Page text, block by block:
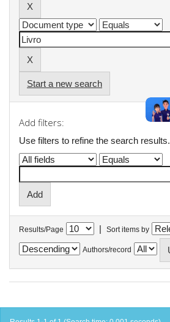
Start a new search
Add filters:
Use filters to refine the search results.
Results/Page | Sort items by
Authors/record